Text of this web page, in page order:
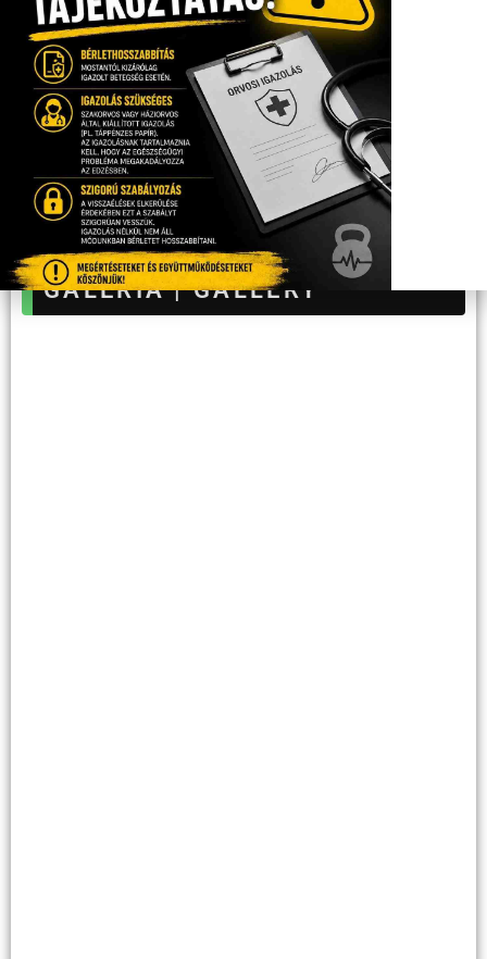
WIFI
Ingyenes szélessávú WIFI
GALÉRIA | GALLERY